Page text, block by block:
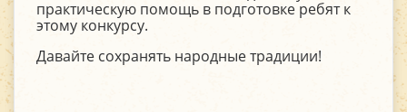
практическую помощь в подготовке ребят к
этому конкурсу.
Давайте сохранять народные традиции!